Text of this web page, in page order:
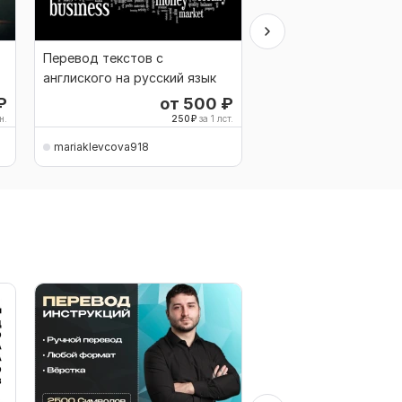
Перевод текстов с
англиского на русский язык
от 500 ₽
250₽ за 1 лст.
mariaklevcova918